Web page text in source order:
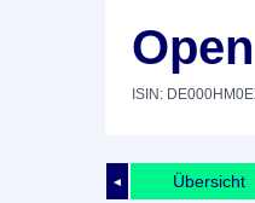
ISIN:
◄ Übersicht